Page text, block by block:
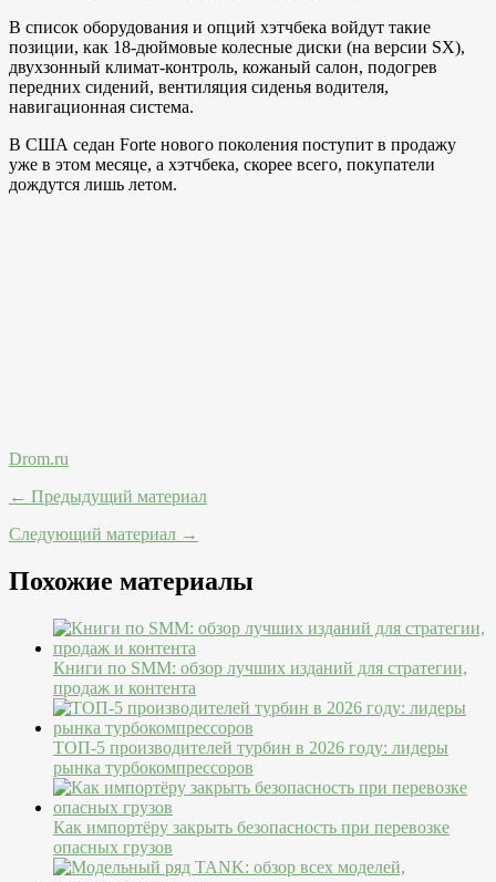
В список оборудования и опций хэтчбека войдут такие
позиции, как 18-дюймовые колесные диски (на версии SX),
двухзонный климат-контроль, кожаный салон, подогрев
передних сидений, вентиляция сиденья водителя,
навигационная система.
В США седан Forte нового поколения поступит в продажу
уже в этом месяце, а хэтчбека, скорее всего, покупатели
дождутся лишь летом.
Drom.ru
← Предыдущий материал
Следующий материал →
Похожие материалы
Книги по SMM: обзор лучших изданий для стратегии,
продаж и контента
ТОП-5 производителей турбин в 2026 году: лидеры
рынка турбокомпрессоров
Как импортёру закрыть безопасность при перевозке
опасных грузов